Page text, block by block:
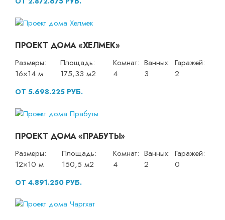
ПРОЕКТ ДОМА «ХЕЛМЕК»
Размеры:
16×14 м
Площадь:
175,33 м2
Комнат:
4
Ванных:
3
Гаражей:
2
ОТ 5.698.225 РУБ.
ПРОЕКТ ДОМА «ПРАБУТЫ»
Размеры:
12×10 м
Площадь:
150,5 м2
Комнат:
4
Ванных:
2
Гаражей:
0
ОТ 4.891.250 РУБ.